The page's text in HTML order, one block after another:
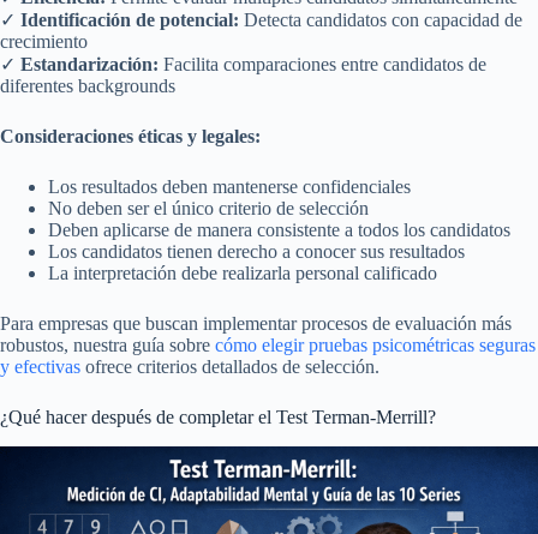
✓ Identificación de potencial: Detecta candidatos con capacidad de
crecimiento
✓ Estandarización: Facilita comparaciones entre candidatos de
diferentes backgrounds
Consideraciones éticas y legales:
Los resultados deben mantenerse confidenciales
No deben ser el único criterio de selección
Deben aplicarse de manera consistente a todos los candidatos
Los candidatos tienen derecho a conocer sus resultados
La interpretación debe realizarla personal calificado
Para empresas que buscan implementar procesos de evaluación más
robustos, nuestra guía sobre cómo elegir pruebas psicométricas seguras
y efectivas ofrece criterios detallados de selección.
¿Qué hacer después de completar el Test Terman-Merrill?